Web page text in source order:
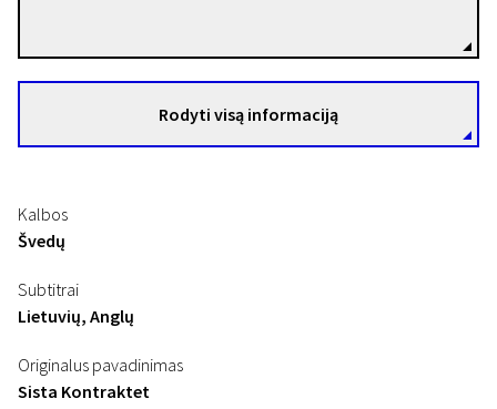
Rodyti visą informaciją
Kalbos
Švedų
Subtitrai
Lietuvių, Anglų
Originalus pavadinimas
Sista Kontraktet